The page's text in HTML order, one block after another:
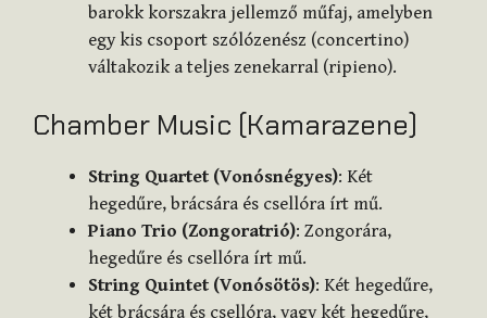
barokk korszakra jellemző műfaj, amelyben
egy kis csoport szólózenész (concertino)
váltakozik a teljes zenekarral (ripieno).
Chamber Music (Kamarazene)
String Quartet (Vonósnégyes): Két
hegedűre, brácsára és csellóra írt mű.
Piano Trio (Zongoratrió): Zongorára,
hegedűre és csellóra írt mű.
String Quintet (Vonósötös): Két hegedűre,
két brácsára és csellóra, vagy két hegedűre,